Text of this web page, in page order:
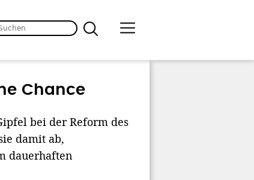
Chance
bei der Reform des
damit ab,
dauerhaften